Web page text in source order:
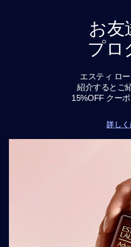
お友
プロ
エスティ ロ
紹介するとご
15%OFF クー
詳し